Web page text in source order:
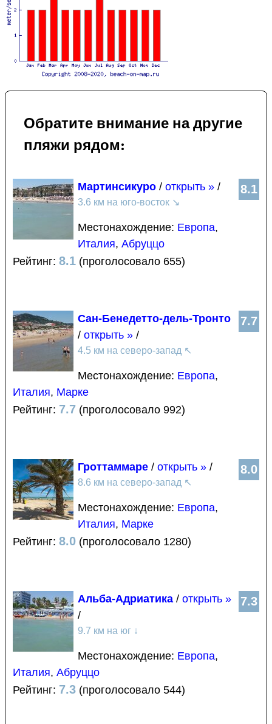
Обратите внимание на другие
пляжи рядом:
8.1
Мартинсикуро / открыть » /
3.6 км на юго-восток ↘
Местонахождение: Европа,
Италия, Абруццо
Рейтинг: 8.1 (проголосовало 655)
7.7
Сан-Бенедетто-дель-Тронто
/ открыть » /
4.5 км на северо-запад ↖
Местонахождение: Европа,
Италия, Марке
Рейтинг: 7.7 (проголосовало 992)
8.0
Гроттаммаре / открыть » /
8.6 км на северо-запад ↖
Местонахождение: Европа,
Италия, Марке
Рейтинг: 8.0 (проголосовало 1280)
7.3
Альба-Адриатика / открыть »
/
9.7 км на юг ↓
Местонахождение: Европа,
Италия, Абруццо
Рейтинг: 7.3 (проголосовало 544)